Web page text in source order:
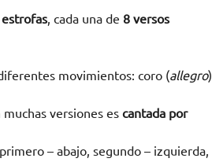
estrofas, cada una de 8 versos
movimientos: coro (allegro)
versiones es cantada por
– abajo, segundo – izquierda,